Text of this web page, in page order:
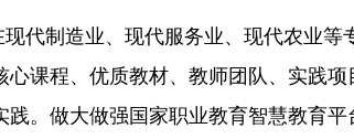
现代制造业、现代服务业、现代农业等
课程、优质教材、教师团队、实践
。做大做强国家职业教育智慧教育